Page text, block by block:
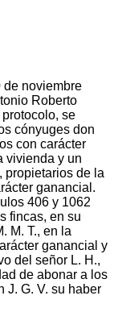
de noviembre
Roberto
se
cónyuges don
con carácter
vivienda y un
propietarios de la
ganancial.
406 y 1062
fincas, en su
M. T., en la
ganancial y
del señor L. H.,
de abonar a los
J. G. V. su haber